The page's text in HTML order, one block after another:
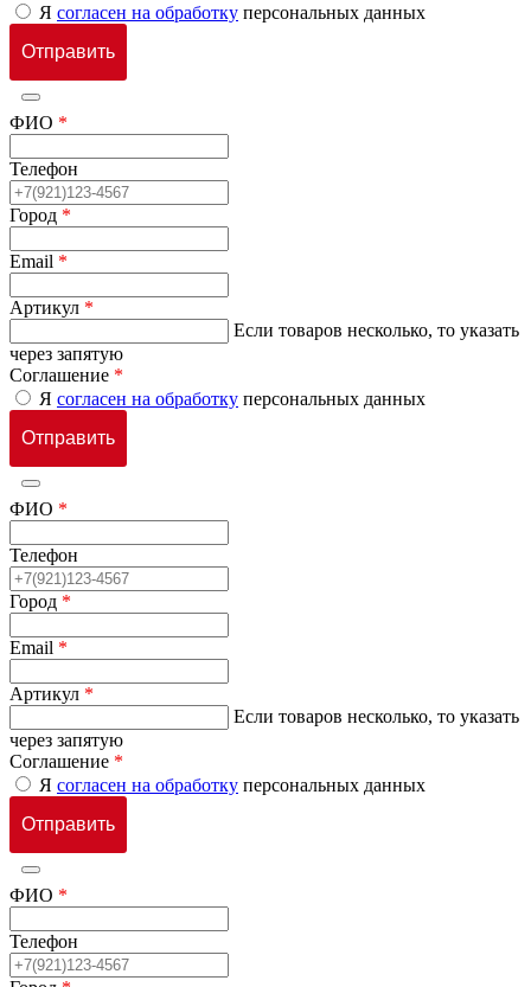
Я согласен на обработку персональных данных
ФИО *
Телефон
Город *
Email *
Артикул *
Если товаров несколько, то указать
через запятую
Соглашение *
Я согласен на обработку персональных данных
ФИО *
Телефон
Город *
Email *
Артикул *
Если товаров несколько, то указать
через запятую
Соглашение *
Я согласен на обработку персональных данных
ФИО *
Телефон